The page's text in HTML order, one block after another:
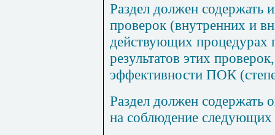
Раздел должен
проверок (внутренних и
действующих процедурах
результатов этих
эффективности ПОК
Раздел должен содержать
на соблюдение следующих